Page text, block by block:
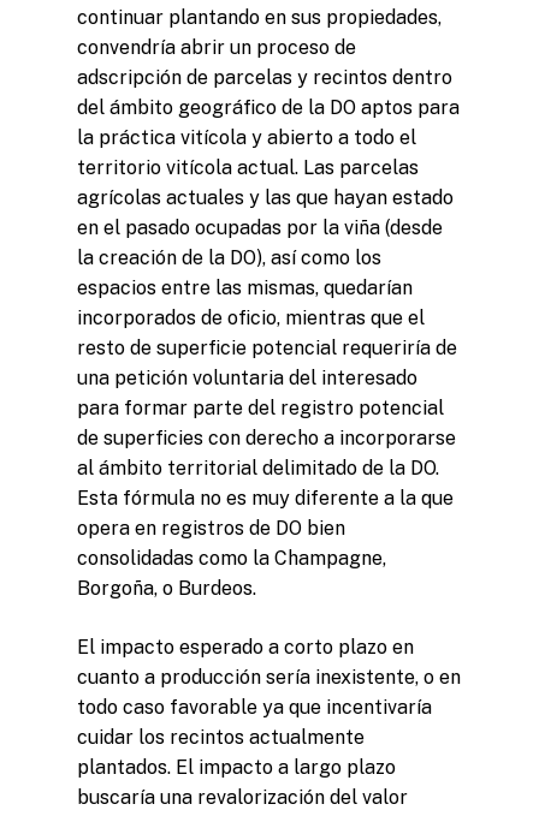
continuar plantando en sus propiedades,
convendría abrir un proceso de
adscripción de parcelas y recintos dentro
del ámbito geográfico de la DO aptos para
la práctica vitícola y abierto a todo el
territorio vitícola actual. Las parcelas
agrícolas actuales y las que hayan estado
en el pasado ocupadas por la viña (desde
la creación de la DO), así como los
espacios entre las mismas, quedarían
incorporados de oficio, mientras que el
resto de superficie potencial requeriría de
una petición voluntaria del interesado
para formar parte del registro potencial
de superficies con derecho a incorporarse
al ámbito territorial delimitado de la DO.
Esta fórmula no es muy diferente a la que
opera en registros de DO bien
consolidadas como la Champagne,
Borgoña, o Burdeos.
El impacto esperado a corto plazo en
cuanto a producción sería inexistente, o en
todo caso favorable ya que incentivaría
cuidar los recintos actualmente
plantados. El impacto a largo plazo
buscaría una revalorización del valor